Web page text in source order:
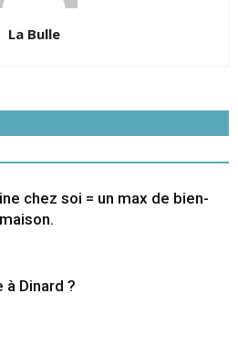
La Bulle
chez soi = un max de bien-
à Dinard ?